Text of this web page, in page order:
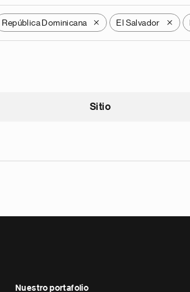
República Dominicana X El Salvador X
Sitio
Nuestro portafolio